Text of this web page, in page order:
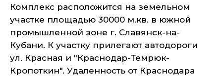
Комплекс расположится на земельном
участке площадью 30000 м.кв. в южной
промышленной зоне г. Славянск-на-
Кубани. К участку прилегают автодороги
ул. Красная и "Краснодар-Темрюк-
Кропоткин". Удаленность от Краснодара